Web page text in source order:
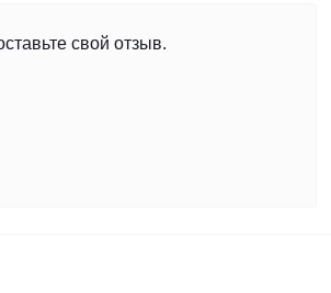
свой отзыв.